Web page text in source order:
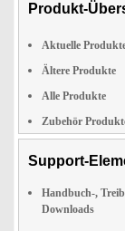
Produkt-
Aktuelle
Ältere Produkte
Alle Produkte
Zubehör
Support-
Handbuch-,
Downloads